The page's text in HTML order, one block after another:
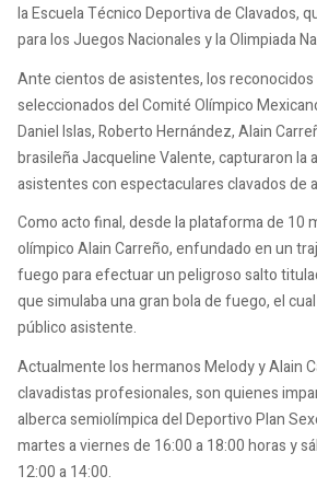
la Escuela Técnico Deportiva de Clavados,
para los Juegos Nacionales y la Olimpiada
Ante cientos de asistentes, los reconocidos
seleccionados del Comité Olímpico
Daniel Islas, Roberto Hernández, Alain
brasileña Jacqueline Valente, capturaron la
asistentes con espectaculares clavados de
Como acto final, desde la plataforma de 10
olímpico Alain Carreño, enfundado en un
fuego para efectuar un peligroso salto
que simulaba una gran bola de fuego, el
público asistente.
Actualmente los hermanos Melody y Alain
clavadistas profesionales, son quienes
alberca semiolímpica del Deportivo Plan
martes a viernes de 16:00 a 18:00 horas y
12:00 a 14:00.